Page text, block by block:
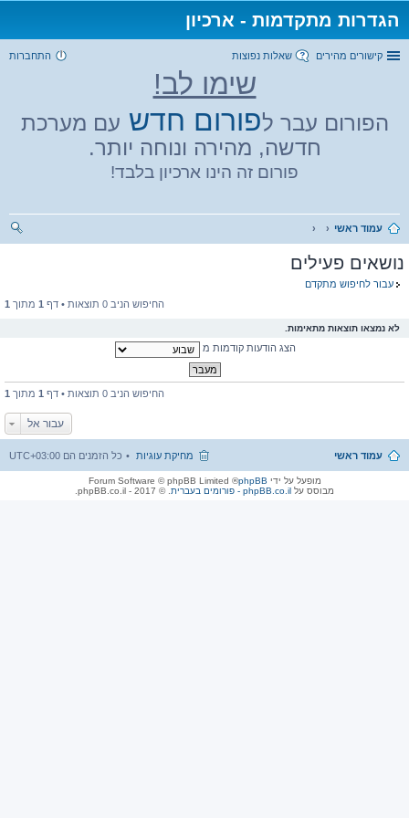
הגדרות מתקדמות - ארכיון
קישורים מהירים שאלות נפוצות התחברות
שימו לב!
הפורום עבר לפורום חדש עם מערכת
חדשה, מהירה ונוחה יותר.
פורום זה הינו ארכיון בלבד!
עמוד ראשי
נושאים פעילים
עבור לחיפוש מתקדם
החיפוש הניב 0 תוצאות • דף
1 מתוך 1
לא נמצאו תוצאות מתאימות.
הצג הודעות קודמות מ
החיפוש הניב 0 תוצאות • דף 1 מתוך 1
עבור אל
עמוד ראשי כל הזמנים הם UTC+03:00 מחיקת עוגיות
מופעל על ידי phpBB
® Forum Software © phpBB Limited
מבוסס על phpBB.co.il - פורומים בעברית . © 2017 - phpBB.co.il.